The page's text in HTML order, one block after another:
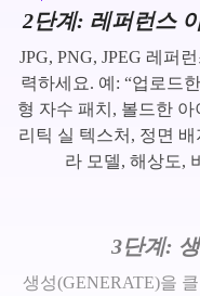
2단계: 레퍼런스
JPG, PNG, JPEG 레퍼
력하세요. 예: “업로드
형 자수 패치, 볼드한
리틱 실 텍스처, 정면
라 모델, 해상도,
3단계:
생성(GENERATE)을